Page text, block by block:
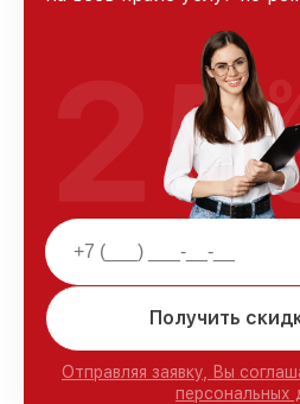
Получить
Отправляя заявку, Вы
персональных
25